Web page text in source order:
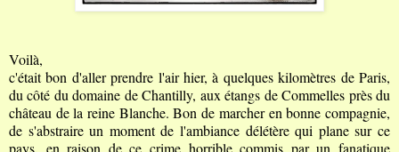
Voilà,
c'était bon d'aller prendre l'air hier, à quelques kilomètres de Paris,
du côté du domaine de Chantilly, aux étangs de Commelles près du
château de la reine Blanche. Bon de marcher en bonne compagnie,
de s'abstraire un moment de l'ambiance délétère qui plane sur ce
pays, en raison de ce crime horrible commis par un fanatique